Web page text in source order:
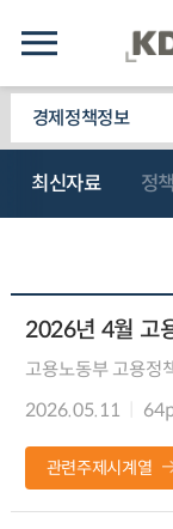
경제정책정보
최신자료 정
2026년 4월 고
고용노동부 고용정
2026.05.11
관련주제시계열